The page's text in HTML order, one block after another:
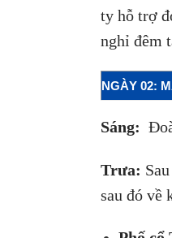
ty hỗ trợ
nghỉ đêm
NGÀY 02:
Sáng:
Trưa:
sau đó về